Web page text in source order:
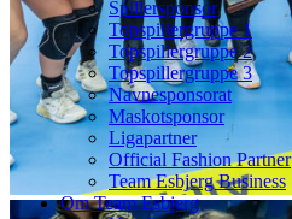
Spillersponsor
Topspillergruppe 1
Topspillergruppe 2
Topspillergruppe 3
Navnesponsorat
Maskotsponsor
Ligapartner
Official Fashion Partner
Team Esbjerg Business
Om Team Esbjerg